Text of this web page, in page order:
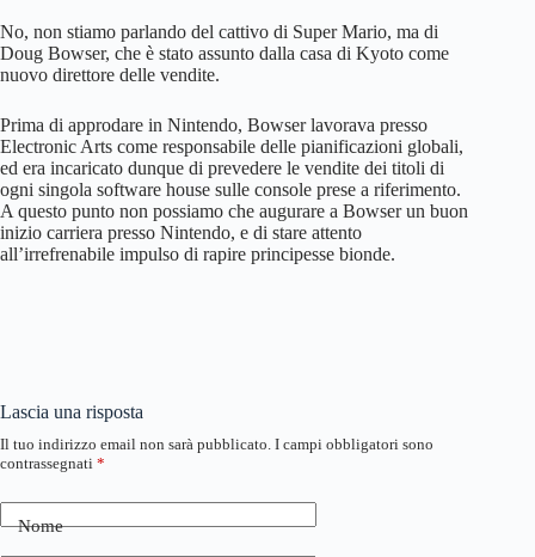
No, non stiamo parlando del cattivo di Super Mario, ma di
Doug Bowser, che è stato assunto dalla casa di Kyoto come
nuovo direttore delle vendite.
Prima di approdare in Nintendo, Bowser lavorava presso
Electronic Arts come responsabile delle pianificazioni globali,
ed era incaricato dunque di prevedere le vendite dei titoli di
ogni singola software house sulle console prese a riferimento.
A questo punto non possiamo che augurare a Bowser un buon
inizio carriera presso Nintendo, e di stare attento
all’irrefrenabile impulso di rapire principesse bionde.
Lascia una risposta
Il tuo indirizzo email non sarà pubblicato. I campi obbligatori sono
contrassegnati *
Nome